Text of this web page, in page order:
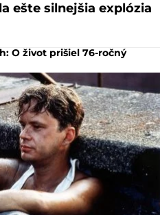
ešte silnejšia explózia
O život prišiel 76-ročný